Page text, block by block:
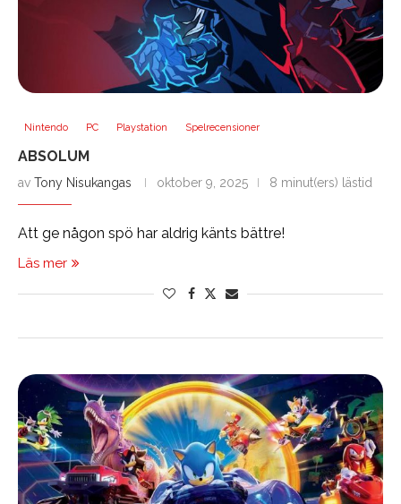
Nintendo PC Playstation Spelrecensioner
ABSOLUM
av Tony Nisukangas oktober 9, 2025 8 minut(ers) lästid
Att ge någon spö har aldrig känts bättre!
Läs mer